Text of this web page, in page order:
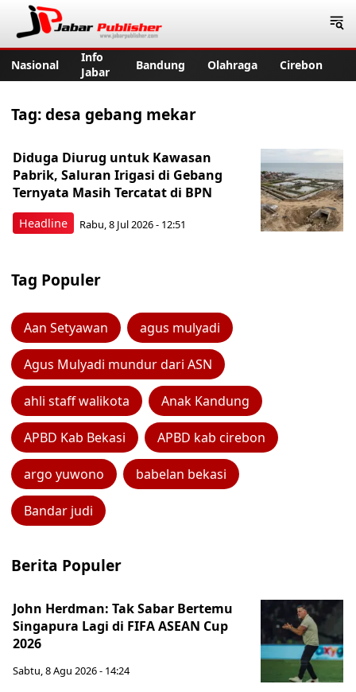
Nasional
Info
Jabar
Bandung Olahraga Cirebon
Tag:desa gebang mekar
Headline
Diduga Diurug untuk Kawasan
Pabrik, Saluran Irigasi di Gebang
Ternyata Masih Tercatat di BPN
Rabu, 8 Jul 2026 - 12:51
Tag Populer
Aan Setyawan agus mulyadi
Agus Mulyadi mundur dari ASN
ahli staff walikota Anak Kandung
APBD Kab Bekasi APBD kab cirebon
argo yuwono babelan bekasi
Bandar judi
Berita Populer
John Herdman: Tak Sabar Bertemu
Singapura Lagi di FIFA ASEAN Cup
2026
Sabtu, 8 Agu 2026 - 14:24